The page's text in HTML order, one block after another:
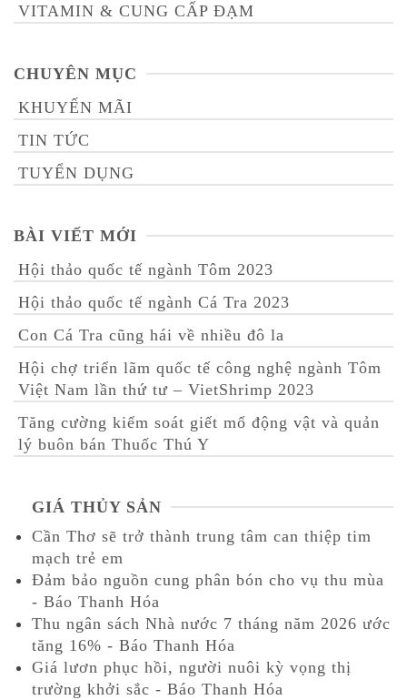
VITAMIN & CUNG CẤP ĐẠM
CHUYÊN MỤC
KHUYẾN MÃI
TIN TỨC
TUYỂN DỤNG
BÀI VIẾT MỚI
Hội thảo quốc tế ngành Tôm 2023
Hội thảo quốc tế ngành Cá Tra 2023
Con Cá Tra cũng hái về nhiều đô la
Hội chợ triển lãm quốc tế công nghệ ngành Tôm
Việt Nam lần thứ tư – VietShrimp 2023
Tăng cường kiểm soát giết mổ động vật và quản
lý buôn bán Thuốc Thú Y
GIÁ THỦY SẢN
Cần Thơ sẽ trở thành trung tâm can thiệp tim
mạch trẻ em
Đảm bảo nguồn cung phân bón cho vụ thu mùa
- Báo Thanh Hóa
Thu ngân sách Nhà nước 7 tháng năm 2026 ước
tăng 16% - Báo Thanh Hóa
Giá lươn phục hồi, người nuôi kỳ vọng thị
trường khởi sắc - Báo Thanh Hóa